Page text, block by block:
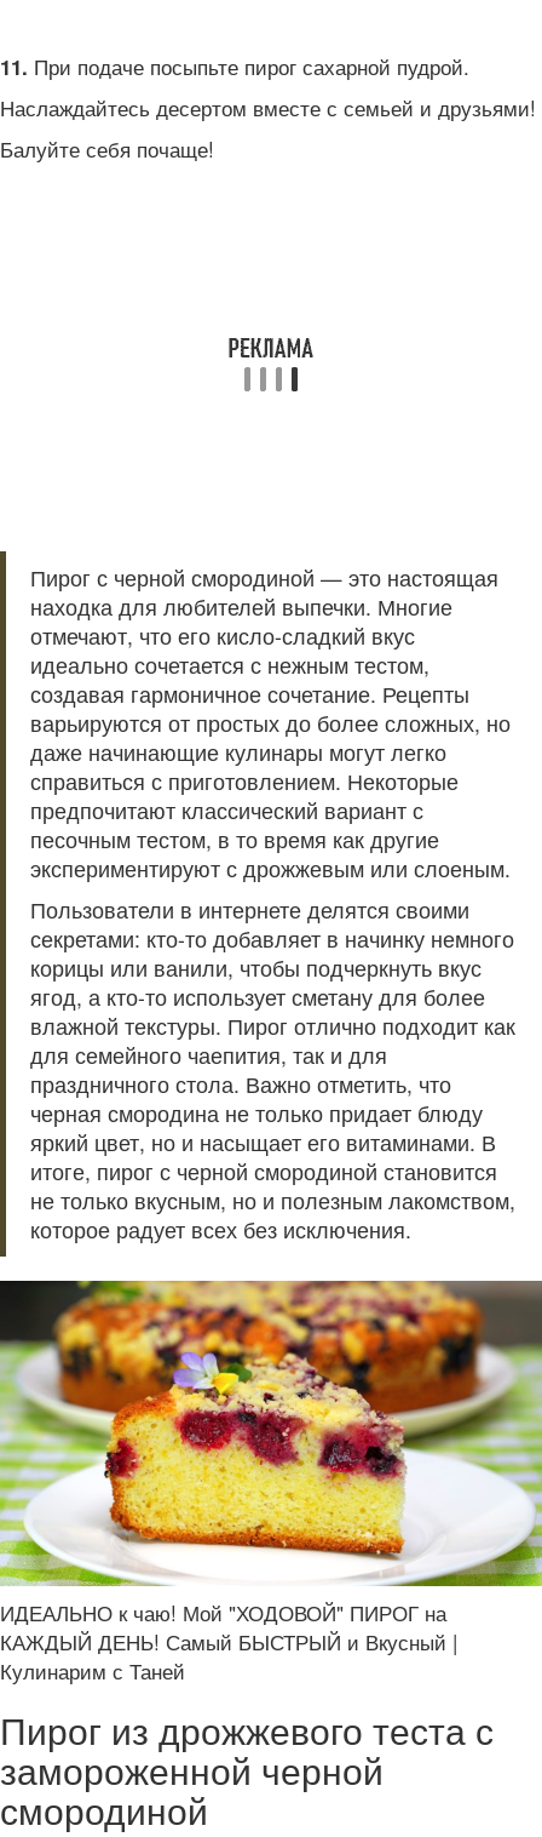
11. При подаче посыпьте пирог сахарной пудрой.
Наслаждайтесь десертом вместе с семьей и друзьями!
Балуйте себя почаще!
Пирог с черной смородиной — это настоящая
находка для любителей выпечки. Многие
отмечают, что его кисло-сладкий вкус
идеально сочетается с нежным тестом,
создавая гармоничное сочетание. Рецепты
варьируются от простых до более сложных, но
даже начинающие кулинары могут легко
справиться с приготовлением. Некоторые
предпочитают классический вариант с
песочным тестом, в то время как другие
экспериментируют с дрожжевым или слоеным.
Пользователи в интернете делятся своими
секретами: кто-то добавляет в начинку немного
корицы или ванили, чтобы подчеркнуть вкус
ягод, а кто-то использует сметану для более
влажной текстуры. Пирог отлично подходит как
для семейного чаепития, так и для
праздничного стола. Важно отметить, что
черная смородина не только придает блюду
яркий цвет, но и насыщает его витаминами. В
итоге, пирог с черной смородиной становится
не только вкусным, но и полезным лакомством,
которое радует всех без исключения.
ИДЕАЛЬНО к чаю! Мой "ХОДОВОЙ" ПИРОГ на
КАЖДЫЙ ДЕНЬ! Самый БЫСТРЫЙ и Вкусный |
Кулинарим с Таней
Пирог из дрожжевого теста с
замороженной черной
смородиной